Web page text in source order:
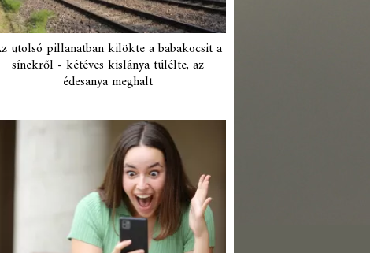
utolsó pillanatban kilökte a babakocsit a
sínekről - kétéves kislánya túlélte, az
édesanya meghalt